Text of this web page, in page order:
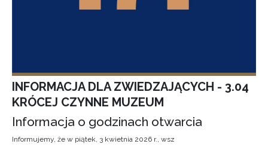
INFORMACJA DLA ZWIEDZAJĄCYCH - 3.04
KRÓCEJ CZYNNE MUZEUM
Informacja o godzinach otwarcia
Informujemy, że w piątek, 3 kwietnia 2026 r., wsz